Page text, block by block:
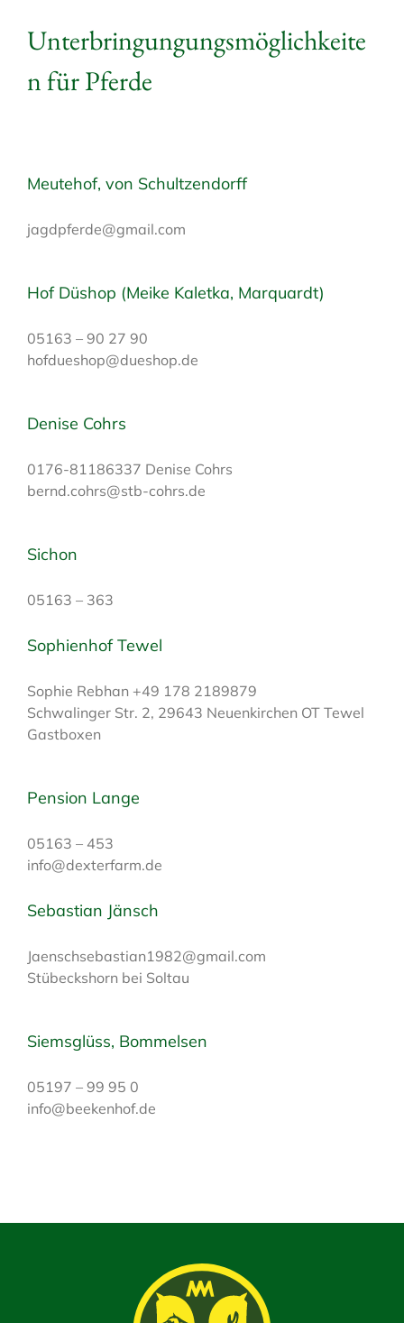
Unterbringungungsmöglichkeite
n für Pferde
Meutehof, von Schultzendorff
jagdpferde@gmail.com
Hof Düshop (Meike Kaletka, Marquardt)
05163 – 90 27 90
hofdueshop@dueshop.de
Denise Cohrs
0176-81186337 Denise Cohrs
bernd.cohrs@stb-cohrs.de
Sichon
05163 – 363
Sophienhof Tewel
Sophie Rebhan +49 178 2189879
Schwalinger Str. 2, 29643 Neuenkirchen OT Tewel
Gastboxen
Pension Lange
05163 – 453
info@dexterfarm.de
Sebastian Jänsch
Jaenschsebastian1982@gmail.com
Stübeckshorn bei Soltau
Siemsglüss, Bommelsen
05197 – 99 95 0
info@beekenhof.de